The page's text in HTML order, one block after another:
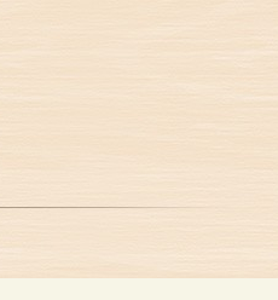
つ井」